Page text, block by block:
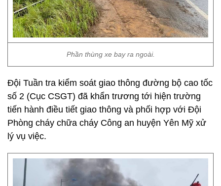
Phần thùng xe bay ra ngoài.
Đội Tuần tra kiểm soát giao thông đường bộ cao tốc
số 2 (Cục CSGT) đã khẩn trương tới hiện trường
tiến hành điều tiết giao thông và phối hợp với Đội
Phòng cháy chữa cháy Công an huyện Yên Mỹ xử
lý vụ việc.